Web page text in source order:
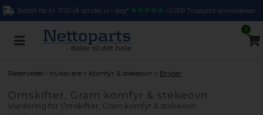
Bestill før kl. 17.00 så sender vi i dag* >2.000 Trustpilot anmeldelser
0
Reservedel - hvitevare » Komfyr & stekeovn » Bryter
Omskifter, Gram komfyr & stekeovn
Vurdering for Omskifter, Gram komfyr & stekeovn